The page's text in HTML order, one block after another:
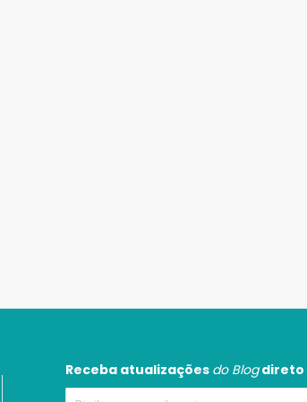
Receba atualizações do Blogdireto